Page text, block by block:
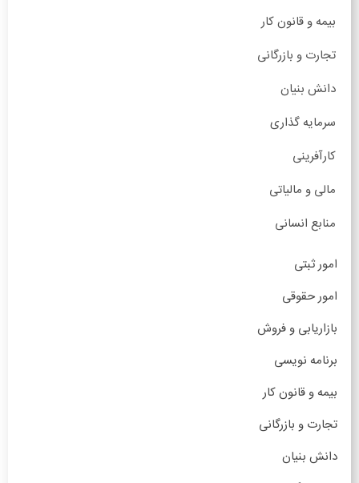
بیمه و قانون کار
تجارت و بازرگانی
دانش بنیان
سرمایه گذاری
کارآفرینی
مالی و مالیاتی
منابع انسانی
امور ثبتی
امور حقوقی
بازاریابی و فروش
برنامه نویسی
بیمه و قانون کار
تجارت و بازرگانی
دانش بنیان